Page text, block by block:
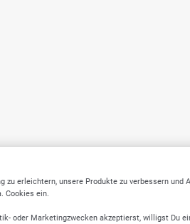
zu erleichtern, unsere Produkte zu verbessern und
Cookies ein.
oder Marketingzwecken akzeptierst, willigst Du